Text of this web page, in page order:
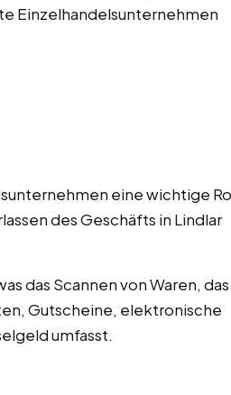
Einzelhandelsunternehmen
eine wichtige
des Geschäfts in Lindlar
das Scannen von Waren, das
Gutscheine, elektronische
umfasst.